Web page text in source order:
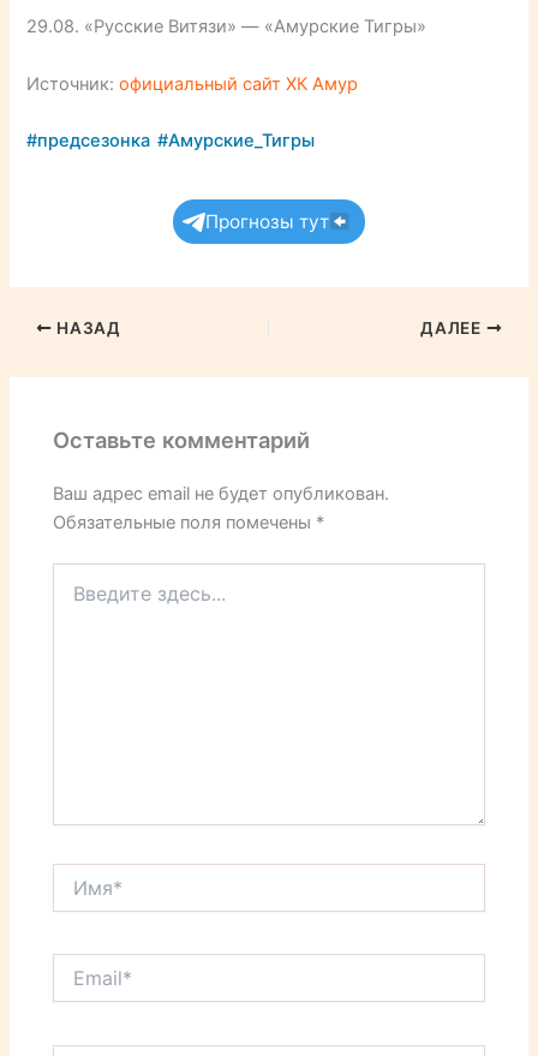
29.08. «Русские Витязи» — «Амурские Тигры»
Источник:официальный сайт ХК Амур
#предсезонка #Амурские_Тигры
Прогнозы тут
НАЗАД ДАЛЕЕ
Оставьте комментарий
Ваш адрес email не будет опубликован.
Обязательные поля помечены *
здесь...